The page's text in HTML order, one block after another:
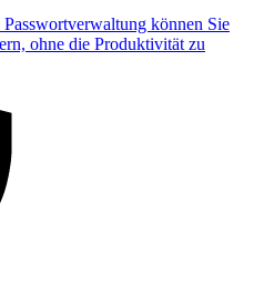
können Sie
ohne die Produktivität zu